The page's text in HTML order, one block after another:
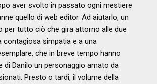
aver svolto in passato ogni mestiere
quello di web editor. Ad aiutarlo, un
per tutto ciò che gira attorno alle due
contagiosa simpatia e a una
che in breve tempo hanno
di Danilo un personaggio amato da
Presto o tardi, il volume della